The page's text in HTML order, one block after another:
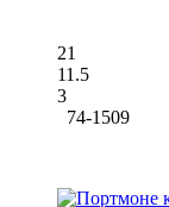
21
11.5
3
74-1509